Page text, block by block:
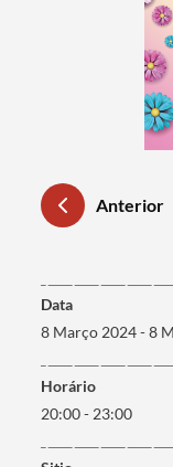
Termo de
Anterior
data
8 Março 2024 - 8
horário
20:00 - 23:00